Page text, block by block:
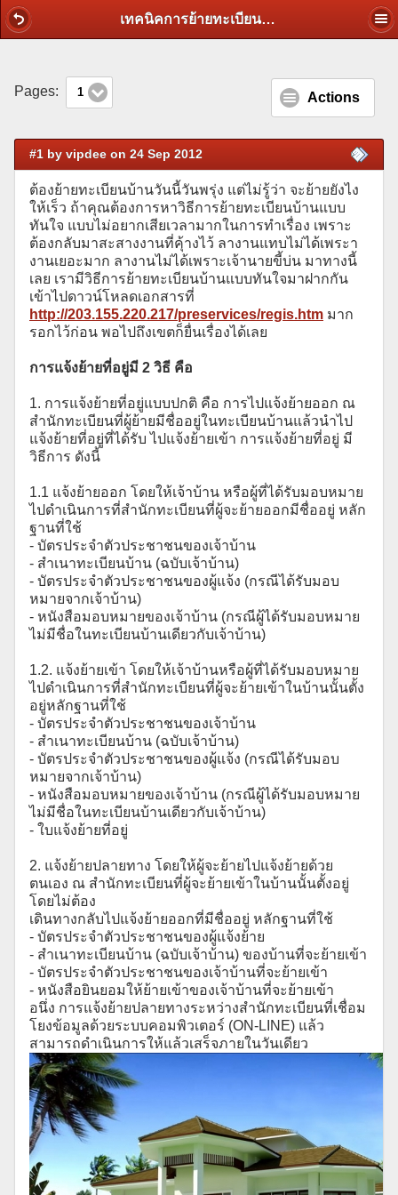
เทคนิคการย้ายทะเบียนบ้านแบบรวดเร็วกว่าใคร !!! พร้อมการเตรียมเอกสารไปอำเภอ
Pages: 1 Actions
#1 by vipdee on 24 Sep 2012
ต้องย้ายทะเบียนบ้านวันนี้วันพรุ่ง แต่ไม่รู้ว่า จะย้ายยังไง
ให้เร็ว ถ้าคุณต้องการหาวิธีการย้ายทะเบียนบ้านแบบ
ทันใจ แบบไม่อยากเสียเวลามากในการทำเรื่อง เพราะ
ต้องกลับมาสะสางงานที่คุ้างไว้ ลางานแทบไม่ได้เพระา
งานเยอะมาก ลางานไม่ได้เพราะเจ้านายขี้บ่น มาทางนี้
เลย เรามีวิธีการย้ายทะเบียนบ้านแบบทันใจมาฝากกัน
เข้าไปดาวน์โหลดเอกสารที่
http://203.155.220.217/preservices/regis.htm มาก
รอกไว้ก่อน พอไปถึงเขตก็ยื่นเรื่องได้เลย
การแจ้งย้ายที่อยู่มี 2 วิธี คือ
1. การแจ้งย้ายที่อยู่แบบปกติ คือ การไปแจ้งย้ายออก ณ
สำนักทะเบียนที่ผู้ย้ายมีชื่ออยู่ในทะเบียนบ้านแล้วนำไป
แจ้งย้ายที่อยู่ที่ได้รับ ไปแจ้งย้ายเข้า การแจ้งย้ายที่อยู่ มี
วิธีการ ดังนี้
1.1 แจ้งย้ายออก โดยให้เจ้าบ้าน หรือผู้ที่ได้รับมอบหมาย
ไปดำเนินการที่สำนักทะเบียนที่ผู้จะย้ายออกมีชื่ออยู่ หลัก
ฐานที่ใช้
- บัตรประจำตัวประชาชนของเจ้าบ้าน
- สำเนาทะเบียนบ้าน (ฉบับเจ้าบ้าน)
- บัตรประจำตัวประชาชนของผู้แจ้ง (กรณีได้รับมอบ
หมายจากเจ้าบ้าน)
- หนังสือมอบหมายของเจ้าบ้าน (กรณีผู้ได้รับมอบหมาย
ไม่มีชื่อในทะเบียนบ้านเดียวกับเจ้าบ้าน)
1.2. แจ้งย้ายเข้า โดยให้เจ้าบ้านหรือผู้ที่ได้รับมอบหมาย
ไปดำเนินการที่สำนักทะเบียนที่ผู้จะย้ายเข้าในบ้านนั้นตั้ง
อยู่หลักฐานที่ใช้
- บัตรประจำตัวประชาชนของเจ้าบ้าน
- สำเนาทะเบียนบ้าน (ฉบับเจ้าบ้าน)
- บัตรประจำตัวประชาชนของผู้แจ้ง (กรณีได้รับมอบ
หมายจากเจ้าบ้าน)
- หนังสือมอบหมายของเจ้าบ้าน (กรณีผู้ได้รับมอบหมาย
ไม่มีชื่อในทะเบียนบ้านเดียวกับเจ้าบ้าน)
- ใบแจ้งย้ายที่อยู่
2. แจ้งย้ายปลายทาง โดยให้ผู้จะย้ายไปแจ้งย้ายด้วย
ตนเอง ณ สำนักทะเบียนที่ผู้จะย้ายเข้าในบ้านนั้นตั้งอยู่
โดยไม่ต้อง
เดินทางกลับไปแจ้งย้ายออกที่มีชื่ออยู่ หลักฐานที่ใช้
- บัตรประจำตัวประชาชนของผู้แจ้งย้าย
- สำเนาทะเบียนบ้าน (ฉบับเจ้าบ้าน) ของบ้านที่จะย้ายเข้า
- บัตรประจำตัวประชาชนของเจ้าบ้านที่จะย้ายเข้า
- หนังสือยินยอมให้ย้ายเข้าของเจ้าบ้านที่จะย้ายเข้า
อนึ่ง การแจ้งย้ายปลายทางระหว่างสำนักทะเบียนที่เชื่อม
โยงข้อมูลด้วยระบบคอมพิวเตอร์ (ON-LINE) แล้ว
สามารถดำเนินการให้แล้วเสร็จภายในวันเดียว